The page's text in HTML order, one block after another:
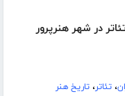
در شهر هنرپرور
،تئاتر،تاریخ هنر